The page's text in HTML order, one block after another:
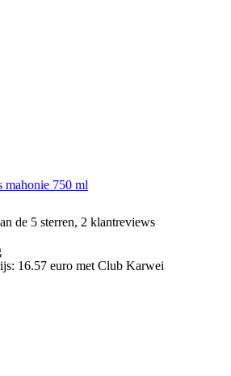
mahonie 750 ml
de 5 sterren, 2 klantreviews
16.57 euro met Club Karwei